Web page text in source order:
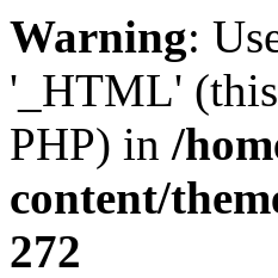
Warning:
'_HTML'
PHP) in /
content/
272